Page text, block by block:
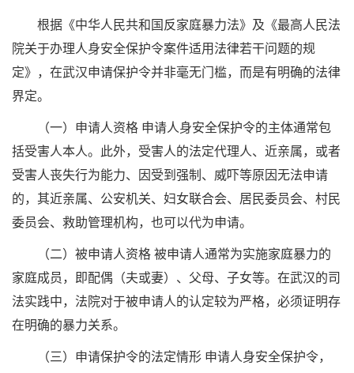
根据《中华人民共和国反家庭暴力法》及《最高人民法
院关于办理人身安全保护令案件适用法律若干问题的规
定》，在武汉申请保护令并非毫无门槛，而是有明确的法律
界定。
（一）申请人资格 申请人身安全保护令的主体通常包
括受害人本人。此外，受害人的法定代理人、近亲属，或者
受害人丧失行为能力、因受到强制、威吓等原因无法申请
的，其近亲属、公安机关、妇女联合会、居民委员会、村民
委员会、救助管理机构，也可以代为申请。
（二）被申请人资格 被申请人通常为实施家庭暴力的
家庭成员，即配偶（夫或妻）、父母、子女等。在武汉的司
法实践中，法院对于被申请人的认定较为严格，必须证明存
在明确的暴力关系。
（三）申请保护令的法定情形 申请人身安全保护令，